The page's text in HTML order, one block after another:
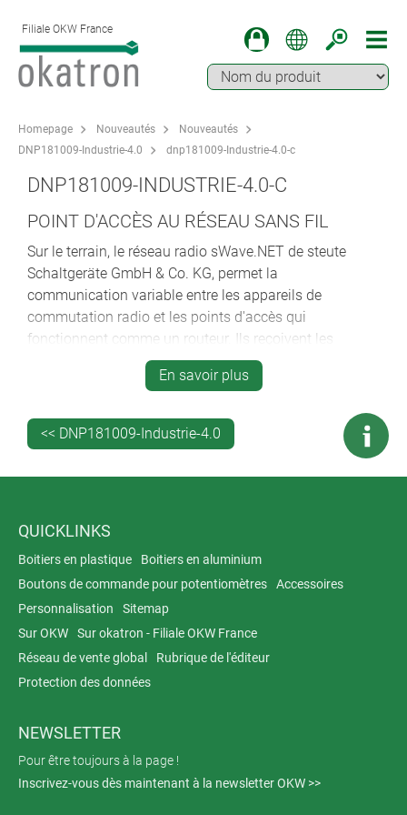
Filiale OKW France
Homepage Nouveautés
Nouveautés
DNP181009-Industrie-4.0
dnp181009-Industrie-4.0-c
DNP181009-INDUSTRIE-4.0-C
POINT D'ACCÈS AU RÉSEAU SANS FIL
Sur le terrain, le réseau radio sWave.NET de steute
Schaltgeräte GmbH & Co. KG, permet la
communication variable entre les appareils de
commutation radio et les points d'accès qui
fonctionnent comme un routeur. Ils reçoivent les
signaux de commutateurs radio, les regroupent et les
envoient, par exemple via Ethernet ou WiFi, à un ou
sont répartis et installés dans la zone d’émission et
communiquent avec les commutateurs radio.
En savoir plus
<< DNP181009-Industrie-4.0
QUICKLINKS
Boitiers en plastique
Boitiers en aluminium
Boutons de commande pour potentiomètres
Accessoires
Personnalisation
Sitemap
Sur OKW
Sur okatron - Filiale OKW France
Réseau de vente global
Rubrique de l'éditeur
Protection des données
NEWSLETTER
Pour être toujours à la page !
Inscrivez-vous dès maintenant à la newsletter OKW >>